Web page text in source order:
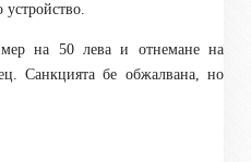
устройство.
на 50 лева и отнемане на
Санкцията бе обжалвана, но